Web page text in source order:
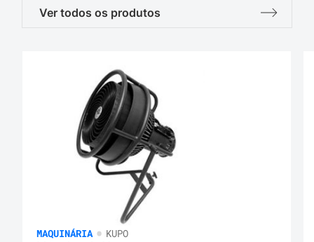
Ver todos os produtos
MAQUINÁRIA• KUPO